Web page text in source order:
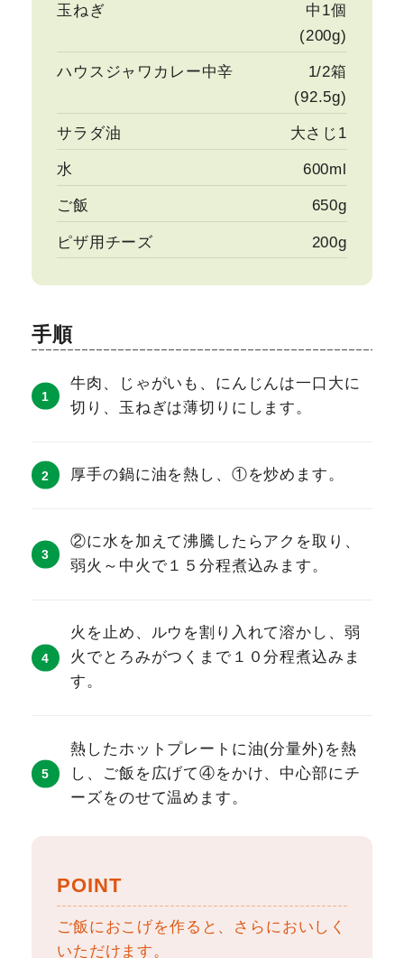
玉ねぎ
中1個
(200g)
ハウスジャワカレー中辛
1/2箱
(92.5g)
サラダ油 大さじ1
水 600ml
ご飯 650g
ピザ用チーズ 200g
手順
牛肉、じゃがいも、にんじんは一口大に
切り、玉ねぎは薄切りにします。
厚手の鍋に油を熱し、①を炒めます。
②に水を加えて沸騰したらアクを取り、
弱火～中火で１５分程煮込みます。
火を止め、ルウを割り入れて溶かし、弱
火でとろみがつくまで１０分程煮込みま
す。
熱したホットプレートに油(分量外)を熱
し、ご飯を広げて④をかけ、中心部にチ
ーズをのせて温めます。
POINT
ご飯におこげを作ると、さらにおいしく
いただけます。